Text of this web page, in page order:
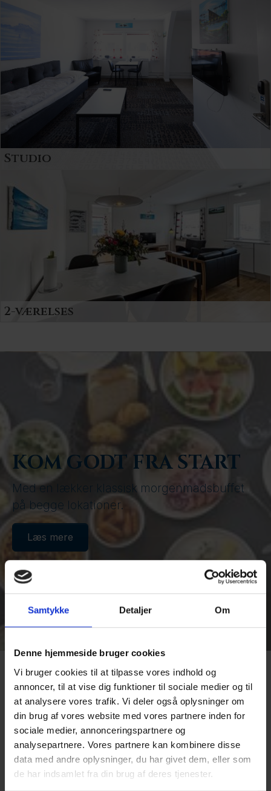
Samtykke Detaljer Om
Denne hjemmeside bruger cookies
Vi bruger cookies til at tilpasse vores indhold og
annoncer, til at vise dig funktioner til sociale medier og til
at analysere vores trafik. Vi deler også oplysninger om
din brug af vores website med vores partnere inden for
sociale medier, annonceringspartnere og
analysepartnere. Vores partnere kan kombinere disse
data med andre oplysninger, du har givet dem, eller som
de har indsamlet fra din brug af deres tjenester.
Indrettet med veludstyret køkken, spiseplads og
Studio
veludstyret køkkenafsnit, stole arrangement
samt en dobbeltseng.
2-værelses
og veludstyret køkken.
KOM GODT FRA START
Med en lækker klassisk morgenmadsbuffet
på begge lokationer.
Læs mere
MØDE- OG KONFERENCE
Mødelokaler med plads til op til 50